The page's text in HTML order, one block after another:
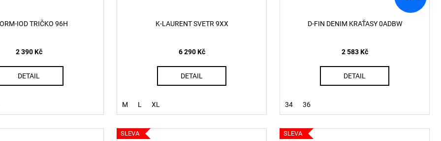
IOD TRIČKO 96H
2 390 Kč
DETAIL
K-LAURENT SVETR 9XX
6 290 Kč
DETAIL
M L XL
D-FIN DENIM KRAŤASY 0ADBW
2 583 Kč
DETAIL
34 36
SLEVA SLEVA